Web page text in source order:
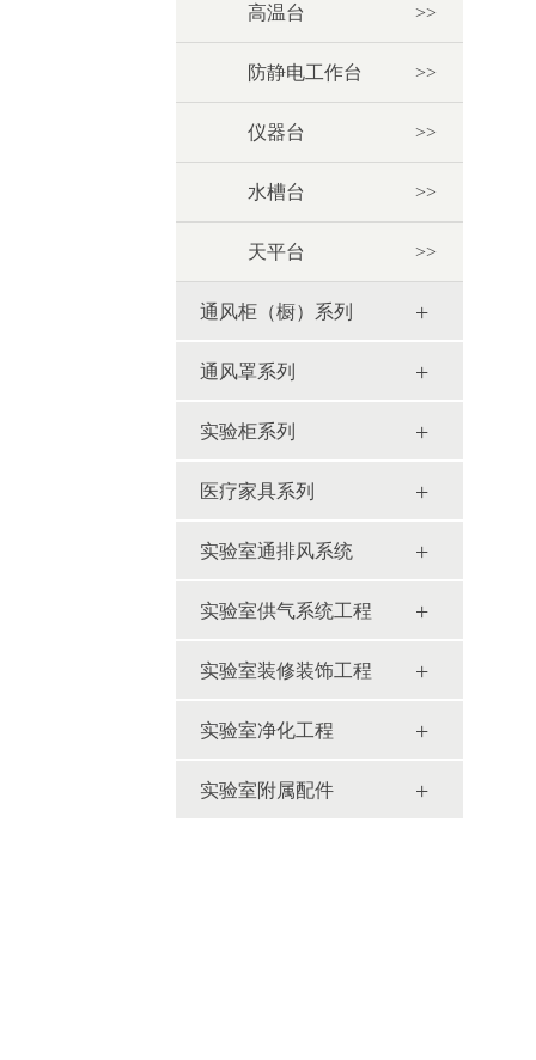
高温台 >>
防静电工作台 >>
仪器台 >>
水槽台 >>
天平台 >>
通风柜（橱）系列 +
通风罩系列 +
实验柜系列 +
医疗家具系列 +
实验室通排风系统 +
实验室供气系统工程 +
实验室装修装饰工程 +
实验室净化工程 +
实验室附属配件 +